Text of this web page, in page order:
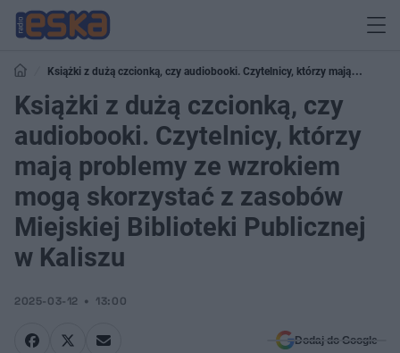
Książki z dużą czcionką, czy audiobooki. Czytelnicy, którzy mają
problemy ze wzrokiem mogą skorzystać z zasobów Miejskiej Biblioteki
Publicznej w Kaliszu
Książki z dużą czcionką, czy
audiobooki. Czytelnicy, którzy
mają problemy ze wzrokiem
mogą skorzystać z zasobów
Miejskiej Biblioteki Publicznej
w Kaliszu
2025-03-12 13:00
Dodaj do Google